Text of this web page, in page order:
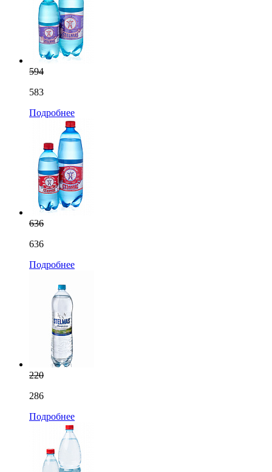
594
583
Подробнее
636
636
Подробнее
220
286
Подробнее